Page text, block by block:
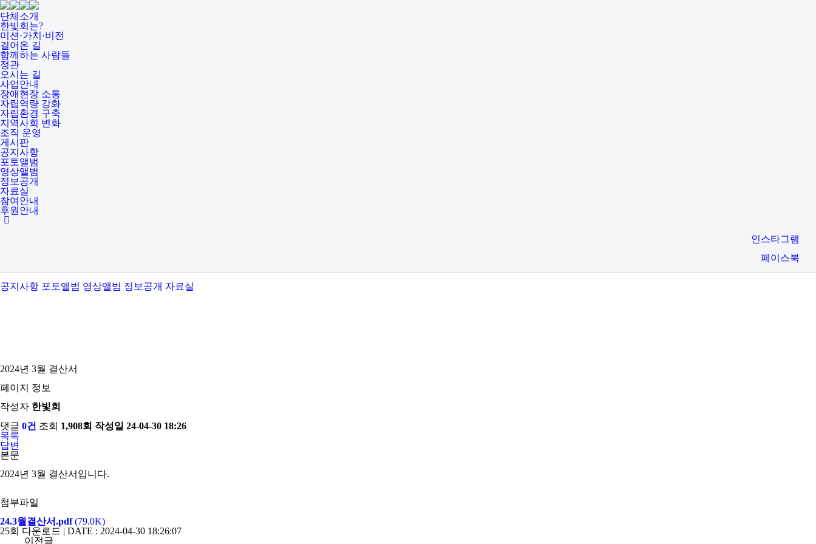
단체소개
한빛회는?
미션·가치·비전
걸어온 길
함께하는 사람들
정관
오시는 길
사업안내
장애현장 소통
자립역량 강화
자립환경 구축
지역사회 변화
조직 운영
게시판
공지사항
포토앨범
영상앨범
정보공개
자료실
참여안내
후원안내
인스타그램
페이스북
공지사항 포토앨범 영상앨범 정보공개 자료실
2024년 3월 결산서
페이지 정보
작성자 한빛회
댓글 0건 조회 1,908회 작성일 24-04-30 18:26
목록
답변
본문
2024년 3월 결산서입니다.
첨부파일
24.3월결산서.pdf(79.0K)
25회 다운로드 | DATE : 2024-04-30 18:26:07
이전글